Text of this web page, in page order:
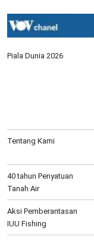
Piala Dunia 2026
Tentang Kami
40 tahun Penyatuan
Tanah Air
Aksi Pemberantasan
IUU Fishing